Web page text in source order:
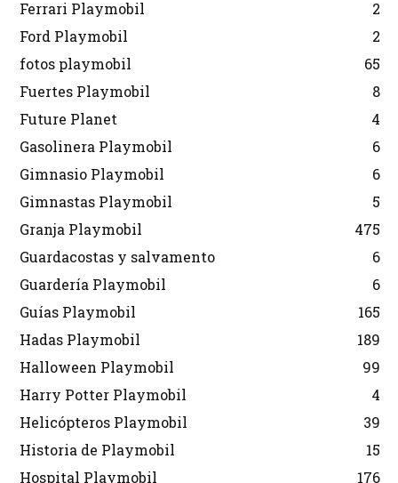
Ferrari Playmobil
2
Ford Playmobil
2
fotos playmobil
65
Fuertes Playmobil
8
Future Planet
4
Gasolinera Playmobil
6
Gimnasio Playmobil
6
Gimnastas Playmobil
5
Granja Playmobil
475
Guardacostas y salvamento
6
Guardería Playmobil
6
Guías Playmobil
165
Hadas Playmobil
189
Halloween Playmobil
99
Harry Potter Playmobil
4
Helicópteros Playmobil
39
Historia de Playmobil
15
Hospital Playmobil
176